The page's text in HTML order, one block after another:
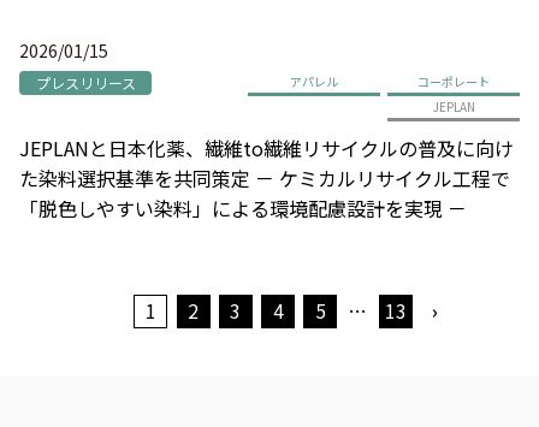
2026/01/15
プレスリリース アパレル
コーポレート
JEPLAN
JEPLANと日本化薬、繊維to繊維リサイクルの普及に向け
た染料選択基準を共同策定 － ケミカルリサイクル工程で
「脱色しやすい染料」による環境配慮設計を実現 －
1 2 3 4 5 … 13 ›